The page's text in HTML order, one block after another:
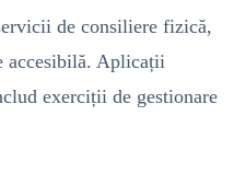
de consiliere fizică,
accesibilă. Aplicații
exerciții de gestionare